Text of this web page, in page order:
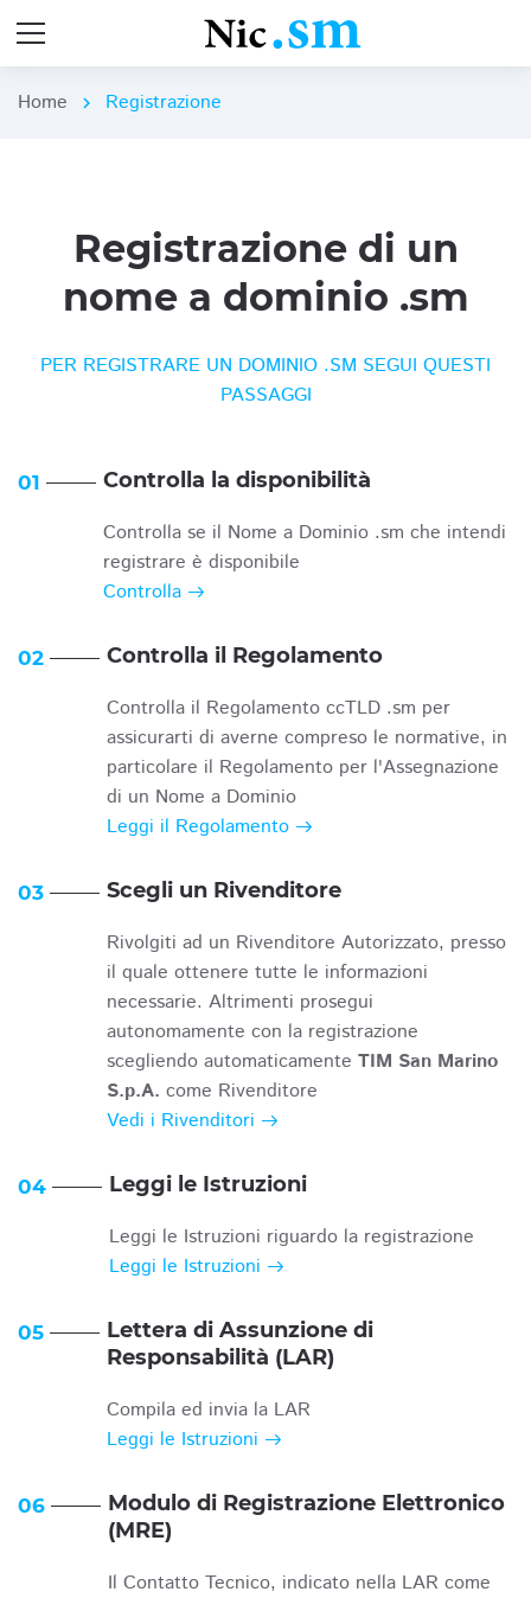
Home chevron_right Registrazione
Registrazione di un
nome a dominio .sm
PER REGISTRARE UN DOMINIO .SM SEGUI QUESTI
PASSAGGI
01 Controlla la disponibilità
Controlla se il Nome a Dominio .sm che intendi
registrare è disponibile
Controlla
02 Controlla il Regolamento
Controlla il Regolamento ccTLD .sm per
assicurarti di averne compreso le normative, in
particolare il Regolamento per l'Assegnazione
di un Nome a Dominio
Leggi il Regolamento
03 Scegli un Rivenditore
Rivolgiti ad un Rivenditore Autorizzato, presso
il quale ottenere tutte le informazioni
necessarie. Altrimenti prosegui
autonomamente con la registrazione
scegliendo automaticamente TIM San Marino
S.p.A. come Rivenditore
Vedi i Rivenditori
04 Leggi le Istruzioni
Leggi le Istruzioni riguardo la registrazione
Leggi le Istruzioni
05
Lettera di Assunzione di
Responsabilità (LAR)
Compila ed invia la LAR
Leggi le Istruzioni
06
Modulo di Registrazione Elettronico
(MRE)
Il Contatto Tecnico, indicato nella LAR come